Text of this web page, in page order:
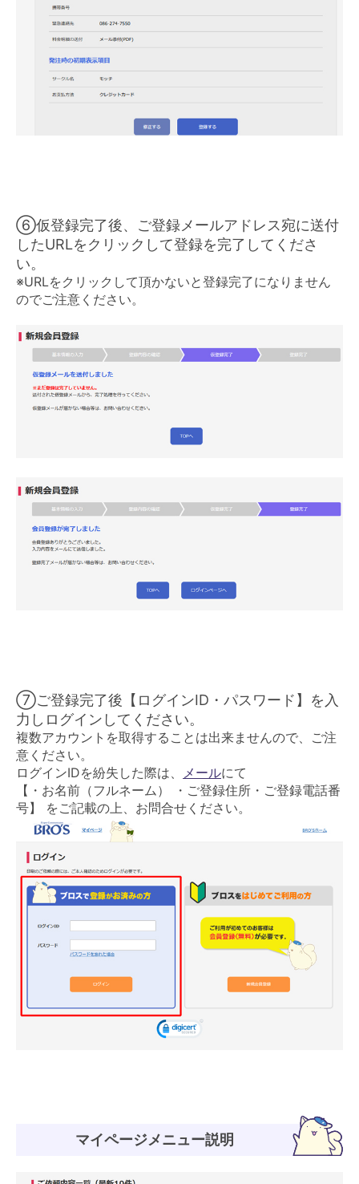
⑥仮登録完了後、ご登録メールアドレス宛に送付
したURLをクリックして登録を完了してくださ
い。
※URLをクリックして頂かないと登録完了になりません
のでご注意ください。
⑦ご登録完了後【ログインID・パスワード】を入
力しログインしてください。
複数アカウントを取得することは出来ませんので、ご注
意ください。
ログインIDを紛失した際は、 メールにて
【・お名前（フルネーム） ・ご登録住所・ご登録電話番
号】 をご記載の上、お問合せください。
マイページメニュー説明